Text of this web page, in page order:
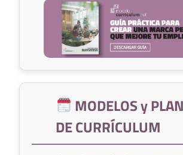
MODELOS y
DE CURRÍCULUM